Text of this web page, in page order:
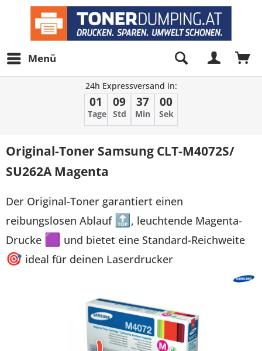
Menü
24h Expressversand in:
01
Tage
09
Std
37
Min
00
Sek
Original-Toner Samsung CLT-M4072S/
SU262A Magenta
Der Original-Toner garantiert einen
reibungslosen Ablauf 🔝 , leuchtende Magenta-
Drucke 🟪
und bietet eine Standard-Reichweite
🎯 ideal für deinen Laserdrucker